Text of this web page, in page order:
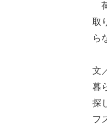
取
ら
文
暮
探
フ